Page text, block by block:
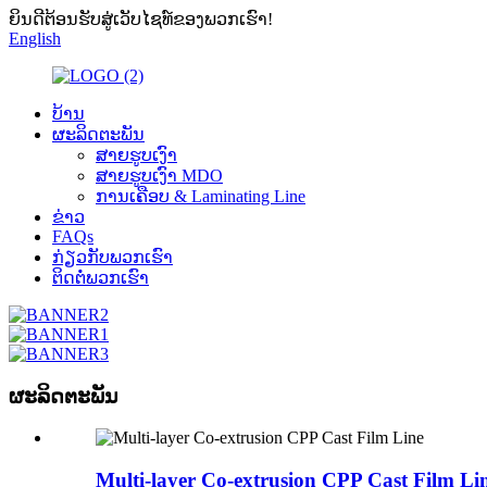
ຍິນດີຕ້ອນຮັບສູ່ເວັບໄຊທ໌ຂອງພວກເຮົາ!
English
ບ້ານ
ຜະລິດຕະພັນ
ສາຍຮູບເງົາ
ສາຍຮູບເງົາ MDO
ການເຄືອບ & Laminating Line
ຂ່າວ
FAQs
ກ່ຽວ​ກັບ​ພວກ​ເຮົາ
ຕິດ​ຕໍ່​ພວກ​ເຮົາ
ຜະລິດຕະພັນ
Multi-layer Co-extrusion CPP Cast Film